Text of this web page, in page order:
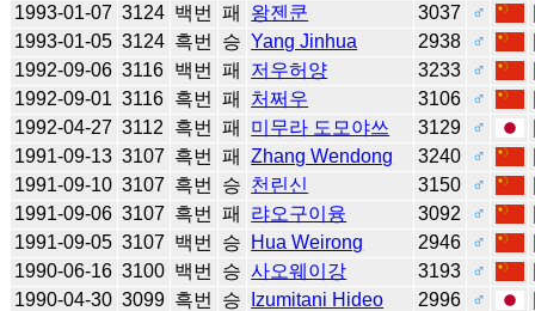
1993-01-07 3124 백번 패 왕젠쿤 3037 ♂
1993-01-05 3124 흑번 승 Yang Jinhua 2938 ♂
1992-09-06 3116 백번 패 저우허양 3233 ♂
1992-09-01 3116 흑번 패 처쩌우 3106 ♂
1992-04-27 3112 흑번 패 미무라 도모야쓰 3129 ♂
1991-09-13 3107 흑번 패 Zhang Wendong 3240 ♂
1991-09-10 3107 흑번 승 천린신 3150 ♂
1991-09-06 3107 흑번 패 랴오구이융 3092 ♂
1991-09-05 3107 백번 승 Hua Weirong 2946 ♂
1990-06-16 3100 백번 승 사오웨이강 3193 ♂
1990-04-30 3099 흑번 승 Izumitani Hideo 2996 ♂